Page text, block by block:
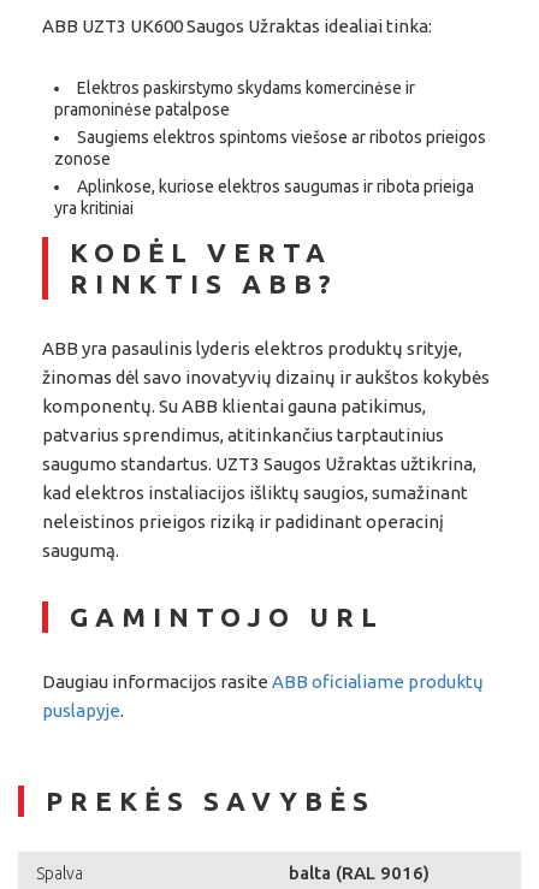
ABB UZT3 UK600 Saugos Užraktas idealiai tinka:
Elektros paskirstymo skydams komercinėse ir
pramoninėse patalpose
Saugiems elektros spintoms viešose ar ribotos prieigos
zonose
Aplinkose, kuriose elektros saugumas ir ribota prieiga
yra kritiniai
KODĖL VERTA
RINKTIS ABB?
ABB yra pasaulinis lyderis elektros produktų srityje,
žinomas dėl savo inovatyvių dizainų ir aukštos kokybės
komponentų. Su ABB klientai gauna patikimus,
patvarius sprendimus, atitinkančius tarptautinius
saugumo standartus. UZT3 Saugos Užraktas užtikrina,
kad elektros instaliacijos išliktų saugios, sumažinant
neleistinos prieigos riziką ir padidinant operacinį
saugumą.
GAMINTOJO URL
Daugiau informacijos rasite ABB oficialiame produktų
puslapyje.
PREKĖS SAVYBĖS
Spalva balta (RAL 9016)